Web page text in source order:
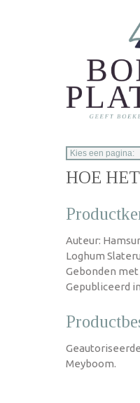
HOE
Auteur:
Loghum
Gebonden
Gepubliceerd
Meyboom.